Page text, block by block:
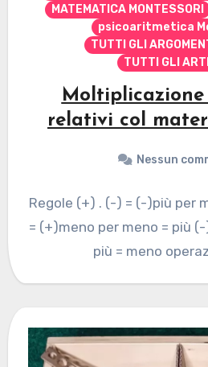
MATEMATICA MONTESSORI
psicoaritmetica
TUTTI GLI
TUTTI GLI
relativi col
Nessun
Regole (+) . (-) = (-)più per
= (+)meno per meno = più
più = meno